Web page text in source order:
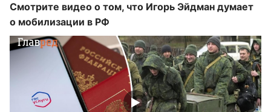
Смотрите видео о том, что Игорь Эйдман думает
о мобилизации в РФ